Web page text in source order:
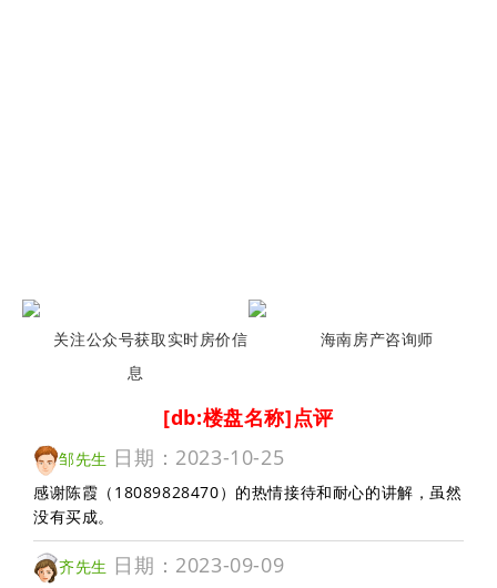
关注公众号获取实时房价信
息
海南房产咨询师
[db:楼盘名称]点评
邹先生 日期：2023-10-25
感谢陈霞（18089828470）的热情接待和耐心的讲解，虽然
没有买成。
齐先生 日期：2023-09-09